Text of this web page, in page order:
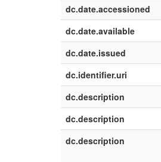
dc.date.accessioned
dc.date.available
dc.date.issued
dc.identifier.uri
dc.description
dc.description
dc.description